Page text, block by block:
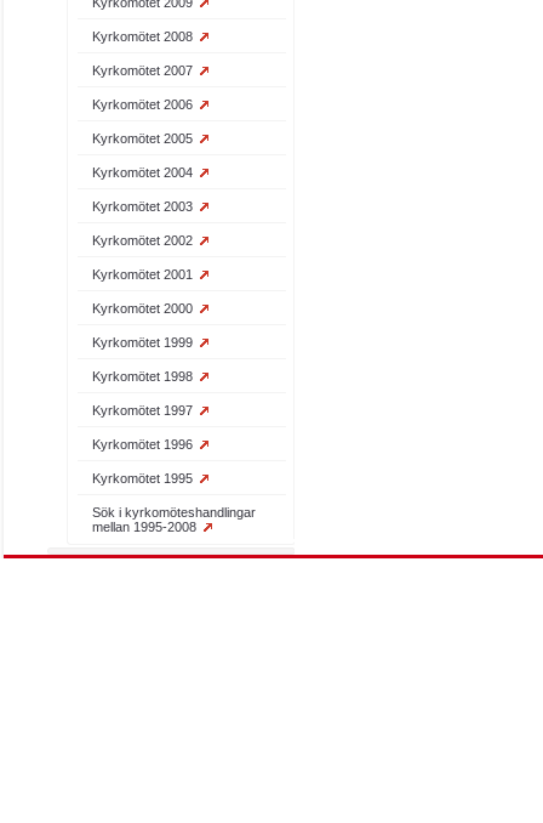
Kyrkomötet 2008
Kyrkomötet 2007
Kyrkomötet 2006
Kyrkomötet 2005
Kyrkomötet 2004
Kyrkomötet 2003
Kyrkomötet 2002
Kyrkomötet 2001
Kyrkomötet 2000
Kyrkomötet 1999
Kyrkomötet 1998
Kyrkomötet 1997
Kyrkomötet 1996
Kyrkomötet 1995
Sök i kyrkomöteshandlingar
mellan 1995-2008